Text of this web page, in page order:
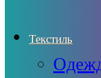
Текстиль